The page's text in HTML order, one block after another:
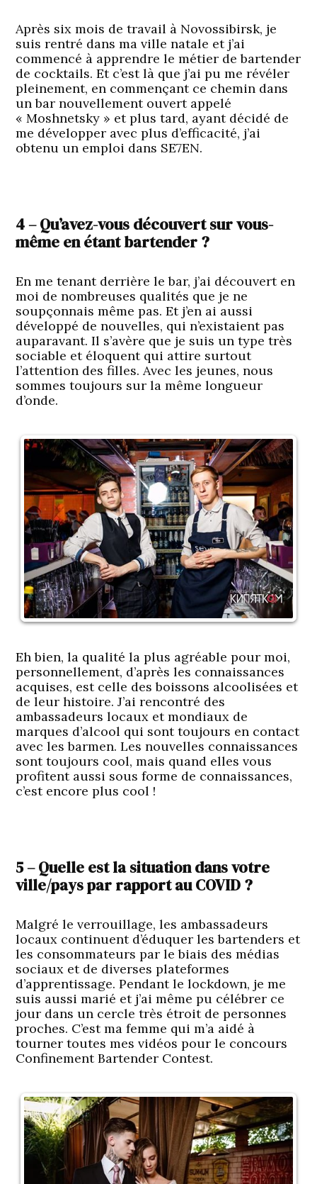
Après six mois de travail à Novossibirsk, je
suis rentré dans ma ville natale et j’ai
commencé à apprendre le métier de bartender
de cocktails. Et c’est là que j’ai pu me révéler
pleinement, en commençant ce chemin dans
un bar nouvellement ouvert appelé
« Moshnetsky » et plus tard, ayant décidé de
me développer avec plus d’efficacité, j’ai
obtenu un emploi dans SE7EN.
4 – Qu’avez-vous découvert sur vous-
même en étant bartender ?
En me tenant derrière le bar, j’ai découvert en
moi de nombreuses qualités que je ne
soupçonnais même pas. Et j’en ai aussi
développé de nouvelles, qui n’existaient pas
auparavant. Il s’avère que je suis un type très
sociable et éloquent qui attire surtout
l’attention des filles. Avec les jeunes, nous
sommes toujours sur la même longueur
d’onde.
Eh bien, la qualité la plus agréable pour moi,
personnellement, d’après les connaissances
acquises, est celle des boissons alcoolisées et
de leur histoire. J’ai rencontré des
ambassadeurs locaux et mondiaux de
marques d’alcool qui sont toujours en contact
avec les barmen. Les nouvelles connaissances
sont toujours cool, mais quand elles vous
profitent aussi sous forme de connaissances,
c’est encore plus cool !
5 – Quelle est la situation dans votre
ville/pays par rapport au COVID ?
Malgré le verrouillage, les ambassadeurs
locaux continuent d’éduquer les bartenders et
les consommateurs par le biais des médias
sociaux et de diverses plateformes
d’apprentissage. Pendant le lockdown, je me
suis aussi marié et j’ai même pu célébrer ce
jour dans un cercle très étroit de personnes
proches. C’est ma femme qui m’a aidé à
tourner toutes mes vidéos pour le concours
Confinement Bartender Contest.